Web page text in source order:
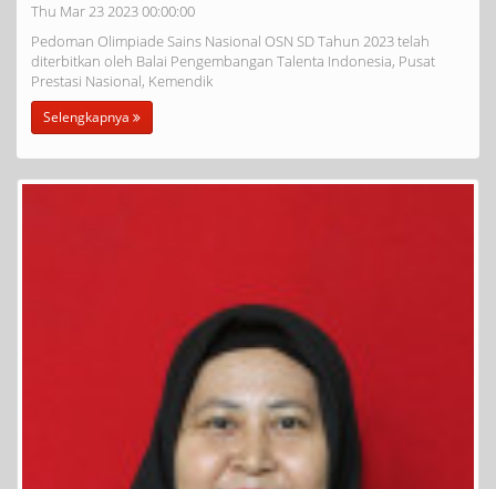
Thu Mar 23 2023 00:00:00
Pedoman Olimpiade Sains Nasional OSN SD Tahun 2023 telah
diterbitkan oleh Balai Pengembangan Talenta Indonesia, Pusat
Prestasi Nasional, Kemendik
Selengkapnya